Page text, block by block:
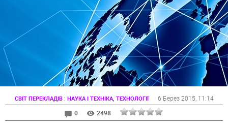
СВІТ ПЕРЕКЛАДІВ: НАУКА І ТЕХНІКА, ТЕХНОЛОГІЇ 6 Берез 2015 , 11:14
0
2498